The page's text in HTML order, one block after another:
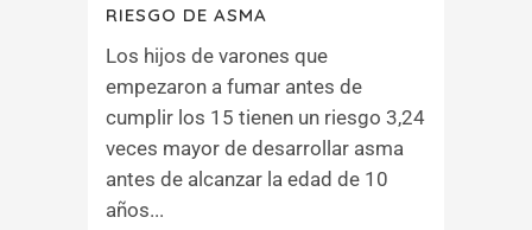
RIESGO DE ASMA
Los hijos de varones que
empezaron a fumar antes de
cumplir los 15 tienen un riesgo 3,24
veces mayor de desarrollar asma
antes de alcanzar la edad de 10
años...